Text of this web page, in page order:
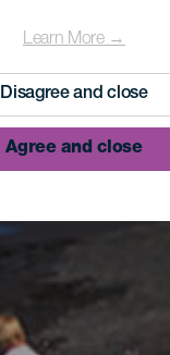
Learn More →
Disagree and close
Agree and close